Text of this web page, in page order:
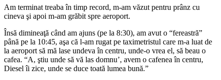
Am terminat treaba în timp record, m-am văzut pentru prânz cu
cineva şi apoi m-am grăbit spre aeroport.
Însă dimineaţă când am ajuns (pe la 8:30), am avut o “fereastră”
până pe la 10:45, aşa că l-am rugat pe taximetristul care m-a luat de
la aeroport să mă lase undeva în centru, unde-o vrea el, să beau o
cafea. “A, ştiu unde să vă las domnu’, avem o cafenea în centru,
Diesel îi zice, unde se duce toată lumea bună.”